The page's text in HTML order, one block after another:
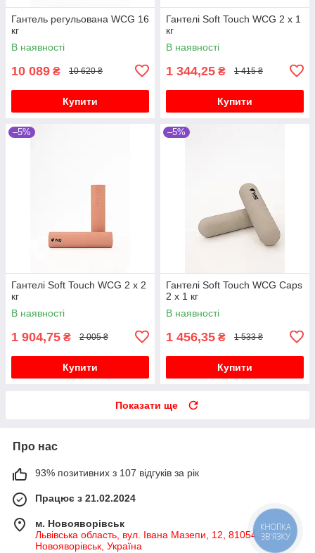
Гантель регульована WCG 16
кг
В наявності
10 089 ₴ 10 620 ₴
Купити
Гантелі Soft Touch WCG 2 х 1
кг
В наявності
1 344,25 ₴ 1 415 ₴
Купити
–5%
Гантелі Soft Touch WCG 2 х 2
кг
В наявності
1 904,75 ₴ 2 005 ₴
Купити
–5%
Гантелі Soft Touch WCG Сaps
2 х 1 кг
В наявності
1 456,35 ₴ 1 533 ₴
Купити
Показати ще
Про нас
93% позитивних з 107 відгуків за рік
Працює з 21.02.2024
м. Новояворівськ
Львівська область, вул. Івана Мазепи, 12, 81054,
Новояворівськ, Україна
КНОПКА
ЗВ'ЯЗКУ